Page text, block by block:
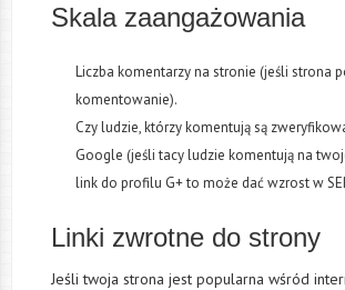
Skala zaangażowania
Liczba komentarzy na stronie (jeśli strona
komentowanie).
Czy ludzie, którzy komentują są
Google (jeśli tacy ludzie komentują na
link do profilu G+ to może dać wzrost w
Linki zwrotne do strony
Jeśli twoja strona jest popularna wśród